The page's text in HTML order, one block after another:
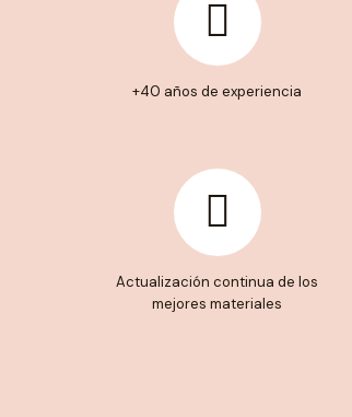
+40 años de experiencia
Actualización continua de los
mejores materiales